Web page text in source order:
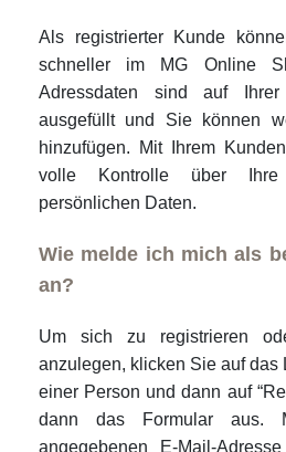
Als registrierter Kunde
schneller im MG Online
Adressdaten sind auf Ihrer
ausgefüllt und Sie können
hinzufügen. Mit Ihrem
volle Kontrolle über Ihre
persönlichen Daten.
Wie melde ich mich als
an?
Um sich zu registrieren
anzulegen, klicken Sie auf das
einer Person und dann auf
dann das Formular aus.
angegebenen E-Mail-